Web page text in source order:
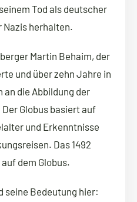
Tod als deutscher
Nazis herhalten.
Martin Behaim, der
und über zehn Jahre in
an die Abbildung der
Globus basiert auf
und Erkenntnisse
Das 1492
dem Globus.
seine Bedeutung hier: